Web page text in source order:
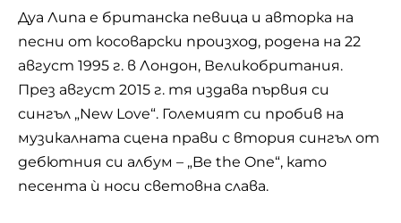
Дуа Липа е британска певица и авторка на
песни от косоварски произход, родена на 22
август 1995 г. в Лондон, Великобритания.
През август 2015 г. тя издава първия си
сингъл „New Love“. Големият си пробив на
музикалната сцена прави с втория сингъл от
дебютния си албум – „Be the One“, като
песента ѝ носи световна слава.